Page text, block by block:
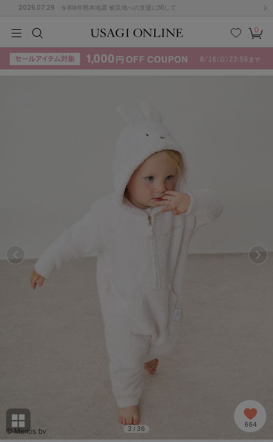
2026.07.29 令和8年熊本地震 被災地への支援に関して
検索
お気
に入
カー
ト
0
KIDSBABYBEAUTYLIFE STYLE
ョン雑貨 (865)
KIDSBABYBEAUTYLIFE STYLE
U
その
ACYM
アシーム
アディダス
Ame no chi Hare
アメノチハレ
3 / 36 664